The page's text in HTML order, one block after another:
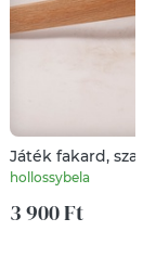
Játék fakard,
hollossybela
3 900 Ft